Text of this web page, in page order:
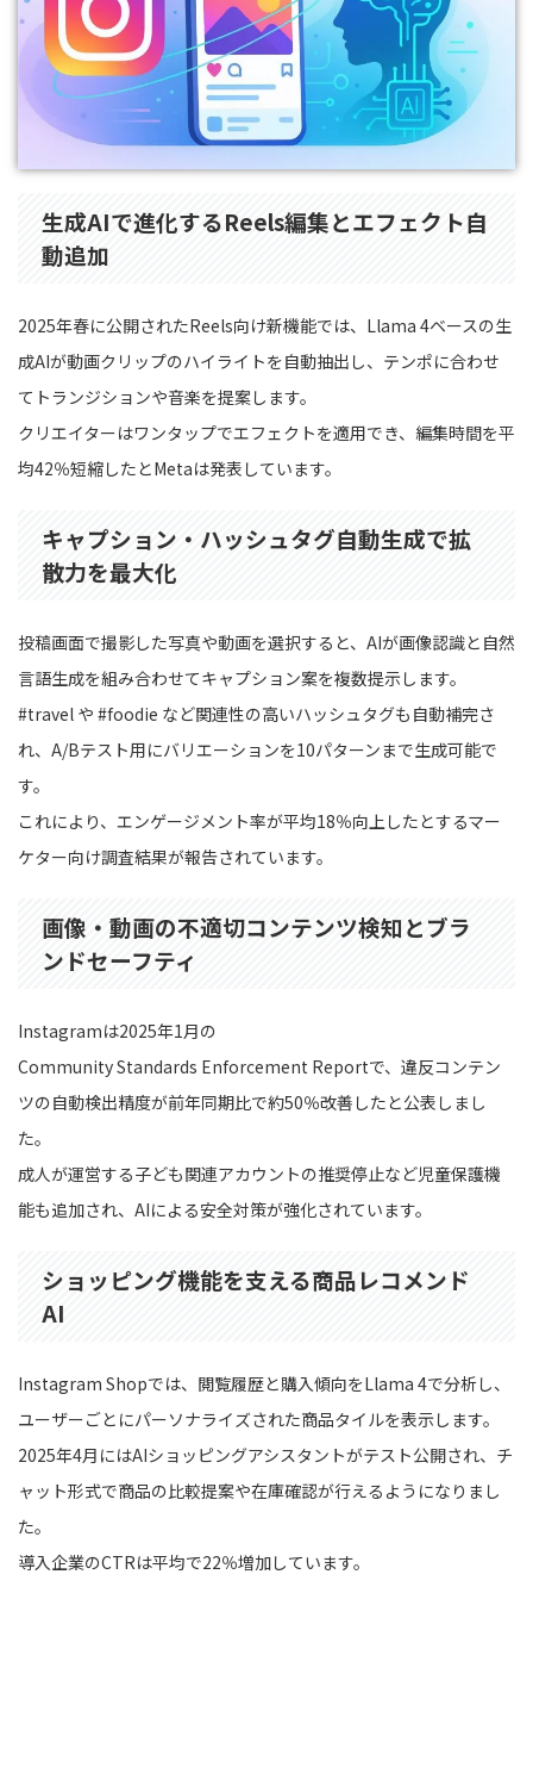
生成AIで進化するReels編集とエフェクト自
動追加
2025年春に公開されたReels向け新機能では、Llama 4ベースの生
成AIが動画クリップのハイライトを自動抽出し、テンポに合わせ
てトランジションや音楽を提案します。
クリエイターはワンタップでエフェクトを適用でき、編集時間を平
均42％短縮したとMetaは発表しています。
キャプション・ハッシュタグ自動生成で拡
散力を最大化
投稿画面で撮影した写真や動画を選択すると、AIが画像認識と自然
言語生成を組み合わせてキャプション案を複数提示します。
#travel や #foodie など関連性の高いハッシュタグも自動補完さ
れ、A/Bテスト用にバリエーションを10パターンまで生成可能で
す。
これにより、エンゲージメント率が平均18％向上したとするマー
ケター向け調査結果が報告されています。
画像・動画の不適切コンテンツ検知とブラ
ンドセーフティ
Instagramは2025年1月の
Community Standards Enforcement Reportで、違反コンテン
ツの自動検出精度が前年同期比で約50％改善したと公表しまし
た。
成人が運営する子ども関連アカウントの推奨停止など児童保護機
能も追加され、AIによる安全対策が強化されています。
ショッピング機能を支える商品レコメンド
AI
Instagram Shopでは、閲覧履歴と購入傾向をLlama 4で分析し、
ユーザーごとにパーソナライズされた商品タイルを表示します。
2025年4月にはAIショッピングアシスタントがテスト公開され、チ
ャット形式で商品の比較提案や在庫確認が行えるようになりまし
た。
導入企業のCTRは平均で22％増加しています。